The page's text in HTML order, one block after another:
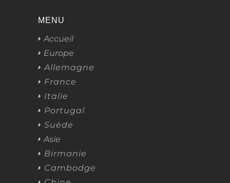
MENU
Accueil
Europe
Allemagne
France
Italie
Portugal
Suède
Asie
Birmanie
Cambodge